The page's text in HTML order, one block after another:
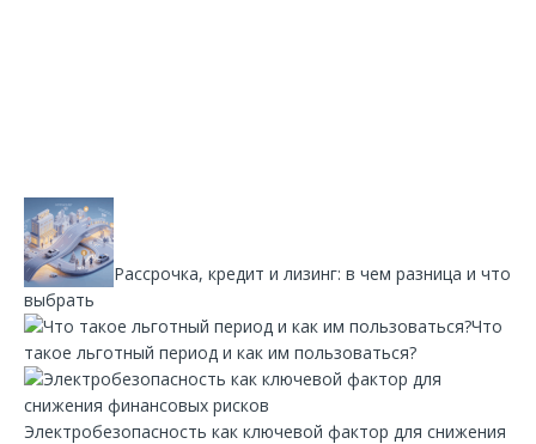
Рассрочка, кредит и лизинг: в чем разница и что
выбрать
Что
такое льготный период и как им пользоваться?
Электробезопасность как ключевой фактор для снижения